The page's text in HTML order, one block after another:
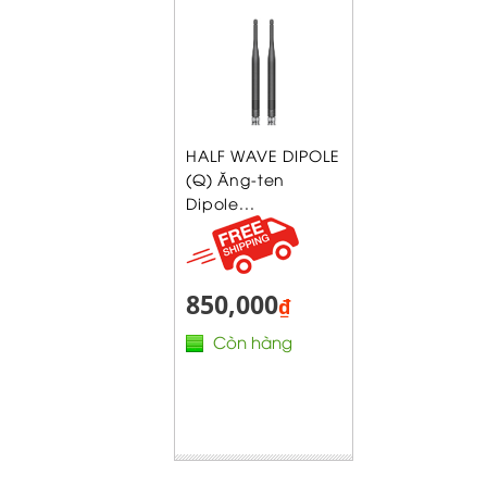
HALF WAVE DIPOLE
(Q) Ăng-ten
Dipole...
850,000₫
Còn hàng